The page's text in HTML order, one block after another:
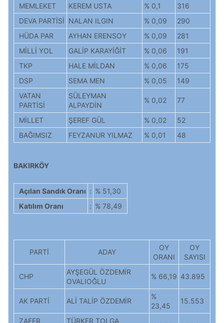
MEMLEKET
KEREM USTA % 0,1
316
DEVA PARTİSİ NALAN ILGIN % 0,09
290
HÜDA PAR
AYHAN ERENSOY % 0,09
281
MİLLİ YOL
GALİP KARAYİĞİT % 0,06
191
TKP
HALE MİLDAN % 0,06
175
DSP
SEMA MEN % 0,05
149
VATAN
PARTİSİ
SÜLEYMAN
ALPAYDİN
% 0,02 77
MİLLET ŞEREF GÜL % 0,02
52
BAĞIMSIZ
FEYZANUR YILMAZ % 0,01 48
BAKIRKÖY
Açılan Sandık Oranı : % 51,30
Katılım Oranı
: % 78,49
PARTİ ADAY
OY
ORANI
OY
SAYISI
CHP
AYŞEGÜL ÖZDEMİR
OVALIOĞLU
% 66,19 43.895
AK PARTİ ALİ TALİP ÖZDEMİR
%
23,45
15.553
ZAFER
TÜRKER TOLGA